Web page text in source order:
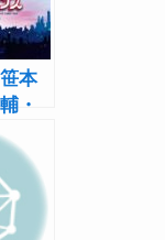
本
・
で
ン
再演